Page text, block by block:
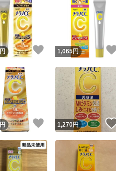
円 いいね！
1,065円
円 いいね！
1,270円